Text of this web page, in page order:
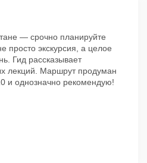
— срочно планируйте
просто экскурсия, а целое
Гид рассказывает
лекций. Маршрут продуман
и однозначно рекомендую!